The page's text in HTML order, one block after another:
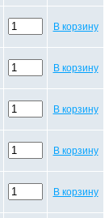
В корзину
В корзину
В корзину
В корзину
В корзину